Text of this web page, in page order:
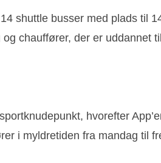
shuttle busser med plads til
chauffører, der er uddannet
hvorefter
i myldretiden fra mandag til